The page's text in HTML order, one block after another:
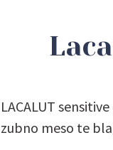
LACALUT
zubno meso te